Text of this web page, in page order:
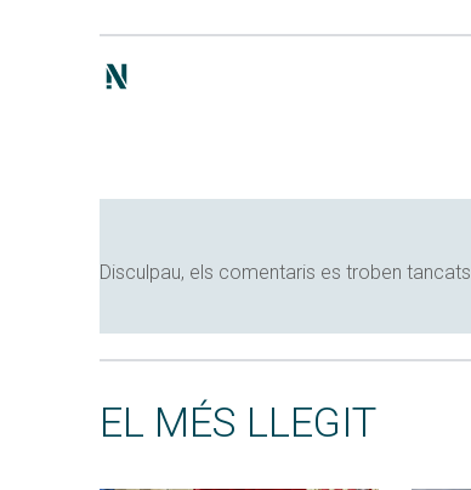
Disculpau, els comentaris es troben tancats
EL MÉS LLEGIT